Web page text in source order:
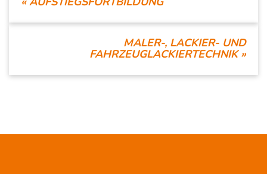
MALER-, LACKIER- UND
FAHRZEUGLACKIERTECHNIK»